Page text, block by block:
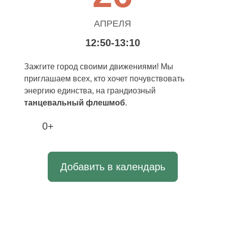
АПРЕЛЯ
12:50-13:10
Зажгите город своими движениями! Мы
приглашаем всех, кто хочет почувствовать
энергию единства, на грандиозный
танцевальный флешмоб.
0+
Добавить в календарь